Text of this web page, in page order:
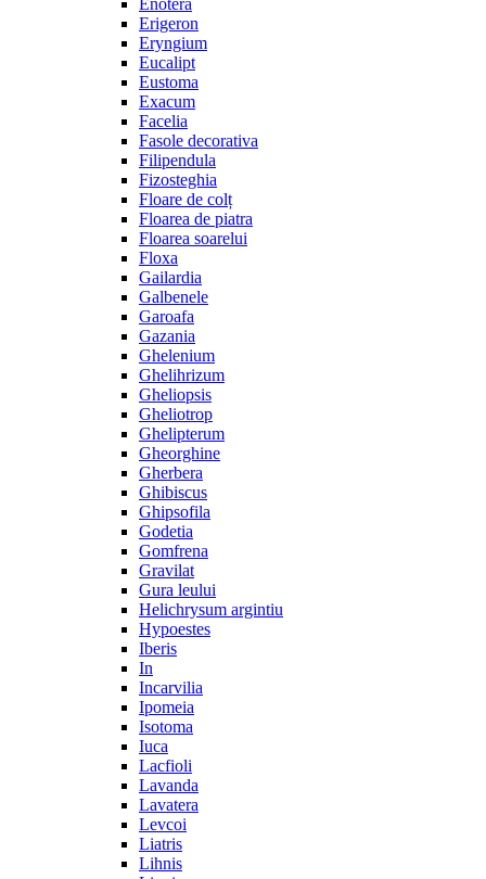
Enotera
Erigeron
Eryngium
Eucalipt
Eustoma
Exacum
Facelia
Fasole decorativa
Filipendula
Fizosteghia
Floare de colț
Floarea de piatra
Floarea soarelui
Floxa
Gailardia
Galbenele
Garoafa
Gazania
Ghelenium
Ghelihrizum
Gheliopsis
Gheliotrop
Ghelipterum
Gheorghine
Gherbera
Ghibiscus
Ghipsofila
Godetia
Gomfrena
Gravilat
Gura leului
Helichrysum argintiu
Hypoestes
Iberis
In
Incarvilia
Ipomeia
Isotoma
Iuca
Lacfioli
Lavanda
Lavatera
Levcoi
Liatris
Lihnis